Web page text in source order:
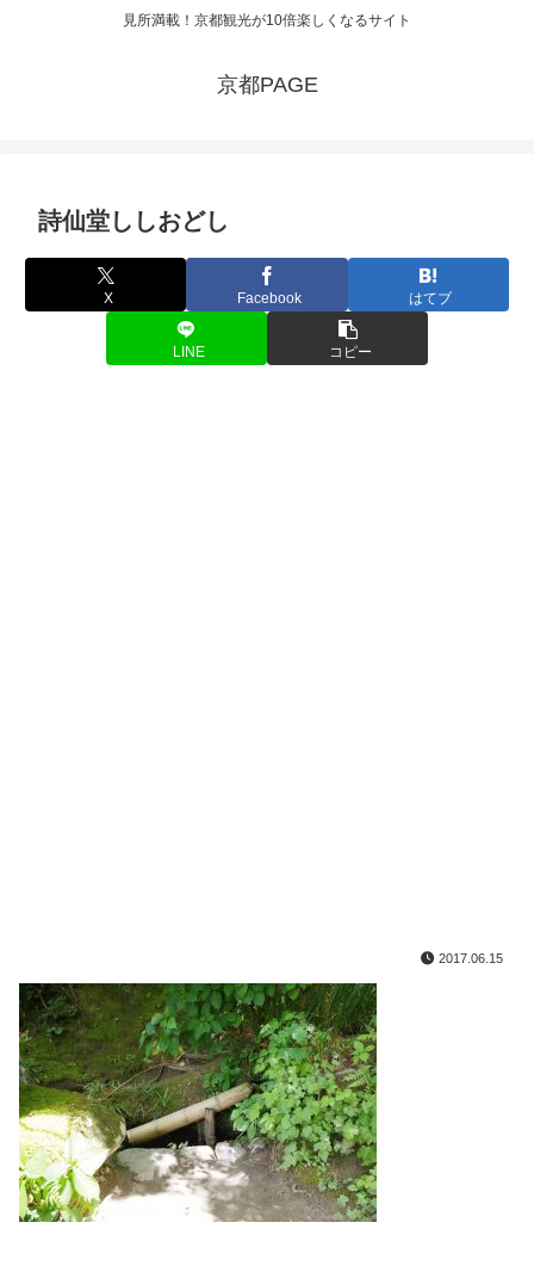
見所満載！京都観光が10倍楽しくなるサイト
京都PAGE
詩仙堂ししおどし
X Facebook はてブ
LINE コピー
2017.06.15